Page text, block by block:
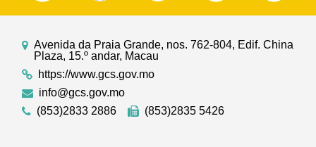
Avenida da Praia Grande, nos. 762-804, Edif. China
Plaza, 15.º andar, Macau
https://www.gcs.gov.mo
info@gcs.gov.mo
(853)2833 2886
(853)2835 5426